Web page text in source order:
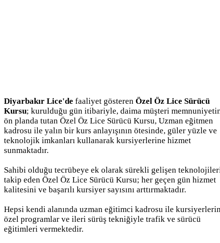
Diyarbakır Lice'de faaliyet gösteren Özel Öz Lice Sürücü
Kursu; kurulduğu gün itibariyle, daima müşteri
ön planda tutan Özel Öz Lice Sürücü Kursu, Uzman eğitmen
kadrosu ile yalın bir kurs anlayışının ötesinde, güler yüzle ve
teknolojik imkanları kullanarak kursiyerlerine hizmet
sunmaktadır.
Sahibi olduğu tecrübeye ek olarak sürekli gelişen
takip eden Özel Öz Lice Sürücü Kursu; her geçen gün hizmet
kalitesini ve başarılı kursiyer sayısını arttırmaktadır.
Hepsi kendi alanında uzman eğitimci kadrosu ile
özel programlar ve ileri sürüş tekniğiyle trafik ve sürücü
eğitimleri vermektedir.